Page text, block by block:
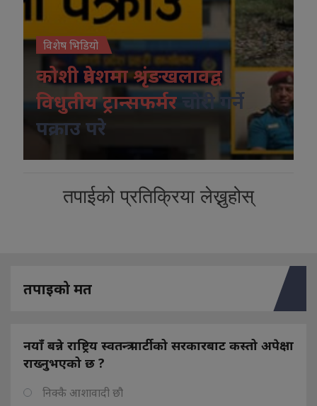
विशेष भिडियो
कोशी प्रदेशमा श्रृंङखलावद्व
विधुतीय ट्रान्सफर्मर
चोरी गर्ने
पक्राउ परे
तपाईको प्रतिक्रिया लेख्नुहोस्
तपाइको मत
नयाँ बन्ने राष्ट्रिय स्वतन्त्र पार्टीको सरकारबाट कस्तो अपेक्षा
राख्नुभएको छ ?
निक्कै आशावादी छौ